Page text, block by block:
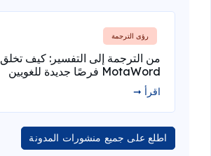
رؤى الترجمة
من الترجمة إلى التفسير: كيف تخلق
MotaWord فرصًا جديدة للغويين
اقرأ ➞
اطلع على جميع منشورات المدونة